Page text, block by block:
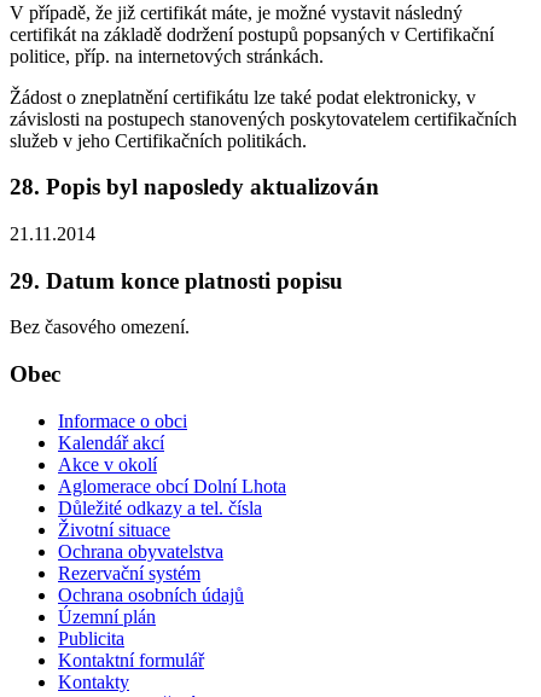
V případě, že již certifikát máte, je možné vystavit následný
certifikát na základě dodržení postupů popsaných v Certifikační
politice, příp. na internetových stránkách.
Žádost o zneplatnění certifikátu lze také podat elektronicky, v
závislosti na postupech stanovených poskytovatelem certifikačních
služeb v jeho Certifikačních politikách.
28. Popis byl naposledy aktualizován
21.11.2014
29. Datum konce platnosti popisu
Bez časového omezení.
Obec
Informace o obci
Kalendář akcí
Akce v okolí
Aglomerace obcí Dolní Lhota
Důležité odkazy a tel. čísla
Životní situace
Ochrana obyvatelstva
Rezervační systém
Ochrana osobních údajů
Územní plán
Publicita
Kontaktní formulář
Kontakty